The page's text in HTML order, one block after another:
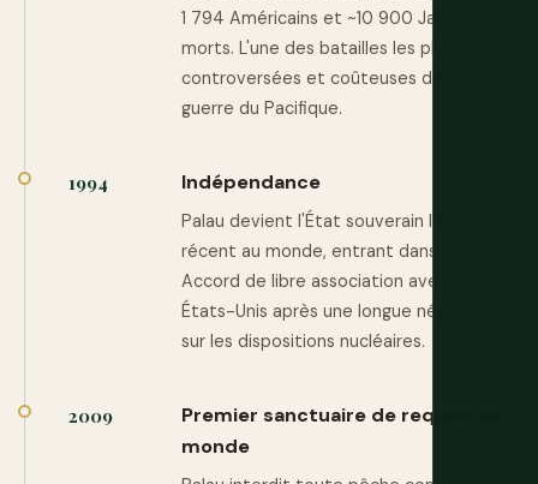
1 794 Américains et ~10 900 Japonais
morts. L'une des batailles les plus
controversées et coûteuses de la
guerre du Pacifique.
1994 Indépendance
Palau devient l'État souverain le plus
récent au monde, entrant dans un
Accord de libre association avec les
États-Unis après une longue négociation
sur les dispositions nucléaires.
2009
Premier sanctuaire de requins au
monde